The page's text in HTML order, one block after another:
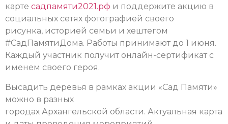
карте садпамяти2021.рф и поддержите акцию в
социальных сетях фотографией своего
рисунка, историей семьи и хештегом
#СадПамятиДома. Работы принимают до 1 июня.
Каждый участник получит онлайн-сертификат с
именем своего героя.
Высадить деревья в рамках акции «Сад Памяти»
можно в разных
городах Архангельской области. Актуальная карта